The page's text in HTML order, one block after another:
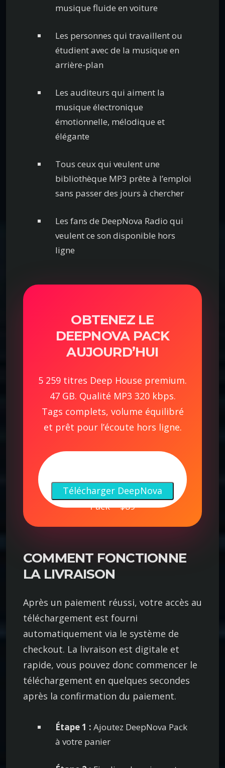
musique fluide en voiture
Les personnes qui travaillent ou
étudient avec de la musique en
arrière-plan
Les auditeurs qui aiment la
musique électronique
émotionnelle, mélodique et
élégante
Tous ceux qui veulent une
bibliothèque MP3 prête à l’emploi
sans passer des jours à chercher
Les fans de DeepNova Radio qui
veulent ce son disponible hors
ligne
OBTENEZ LE
DEEPNOVA PACK
AUJOURD’HUI
5 259 titres Deep House premium.
47 GB. Qualité MP3 320 kbps.
Tags complets, volume équilibré
et prêt pour l’écoute hors ligne.
u
a
n
é
D
e
p
N
o
v
a
k
Télécharger DeepNova
Pack – $89
COMMENT FONCTIONNE
LA LIVRAISON
Après un paiement réussi, votre accès au
téléchargement est fourni
automatiquement via le système de
checkout. La livraison est digitale et
rapide, vous pouvez donc commencer le
téléchargement en quelques secondes
après la confirmation du paiement.
Étape 1 : Ajoutez DeepNova Pack
à votre panier